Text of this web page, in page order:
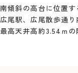
南傾斜の高台に位置
広尾駅、広尾散歩通
最高天井高約3.54ｍ